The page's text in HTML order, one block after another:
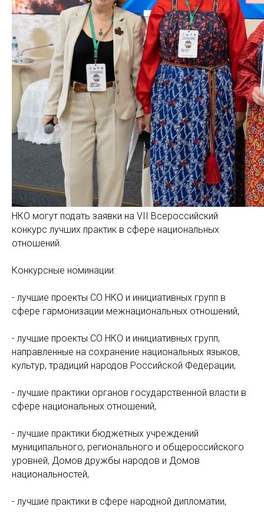
НКО могут подать заявки на VII Всероссийский
конкурс лучших практик в сфере национальных
отношений.
Конкурсные номинации:
- лучшие проекты СО НКО и инициативных групп в
сфере гармонизации межнациональных отношений,
- лучшие проекты СО НКО и инициативных групп,
направленные на сохранение национальных языков,
культур, традиций народов Российской Федерации,
- лучшие практики органов государственной власти в
сфере национальных отношений,
- лучшие практики бюджетных учреждений
муниципального, регионального и общероссийского
уровней, Домов дружбы народов и Домов
национальностей,
- лучшие практики в сфере народной дипломатии,